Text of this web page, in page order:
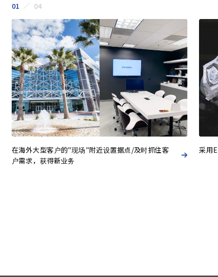
01 04
在海外大型客户的"现场"附近设置据点/及时抓住客
户需求，获得新业务
采用